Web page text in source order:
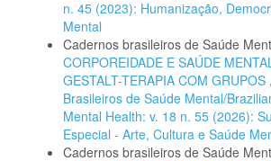
n. 45 (2023): Humanização,
Mental
Cadernos brasileiros de Saúde
CORPOREIDADE E SAÚDE
GESTALT-TERAPIA COM GRUPOS ,
Brasileiros de Saúde Mental/
Mental Health: v. 18 n. 55 (2026):
Especial - Arte, Cultura e Saúde
Cadernos brasileiros de Saúde